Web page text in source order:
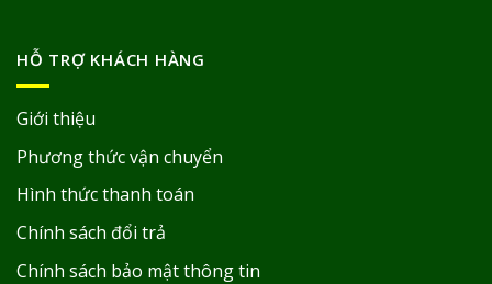
HỖ TRỢ KHÁCH HÀNG
Giới thiệu
Phương thức vận chuyển
Hình thức thanh toán
Chính sách đổi trả
Chính sách bảo mật thông tin